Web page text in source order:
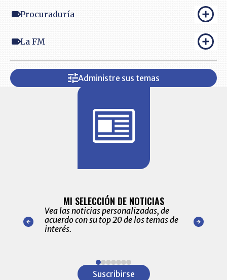
Procuraduría
La FM
Administre sus temas
nuestro
para
MI SELECCIÓN DE NOTICIAS
Vea las noticias personalizadas, de
acuerdo con su top 20 de los temas de
interés.
de las
Suscribirse